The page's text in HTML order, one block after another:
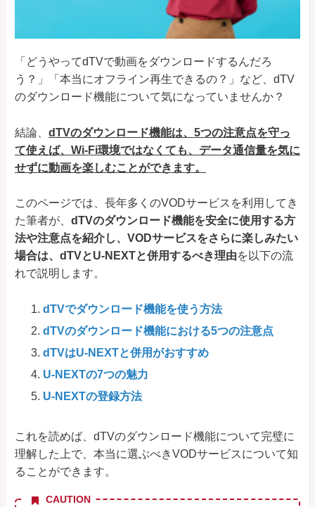
「どうやってdTVで動画をダウンロードするんだろ
う？」「本当にオフライン再生できるの？」など、dTV
のダウンロード機能について気になっていませんか？
結論、 dTVのダウンロード機能は、5つの注意点を守っ
て使えば、Wi-Fi環境ではなくても、データ通信量を気に
せずに動画を楽しむことができます。
このページでは、長年多くのVODサービスを利用してき
た筆者が、 dTVのダウンロード機能を安全に使用する方
法や注意点を紹介し、VODサービスをさらに楽しみたい
場合は、dTVとU-NEXTと併用するべき理由を以下の流
れで説明します。
dTVでダウンロード機能を使う方法
dTVのダウンロード機能における5つの注意点
dTVはU-NEXTと併用がおすすめ
U-NEXTの7つの魅力
U-NEXTの登録方法
これを読めば、dTVのダウンロード機能について完璧に
理解した上で、本当に選ぶべきVODサービスについて知
ることができます。
CAUTION